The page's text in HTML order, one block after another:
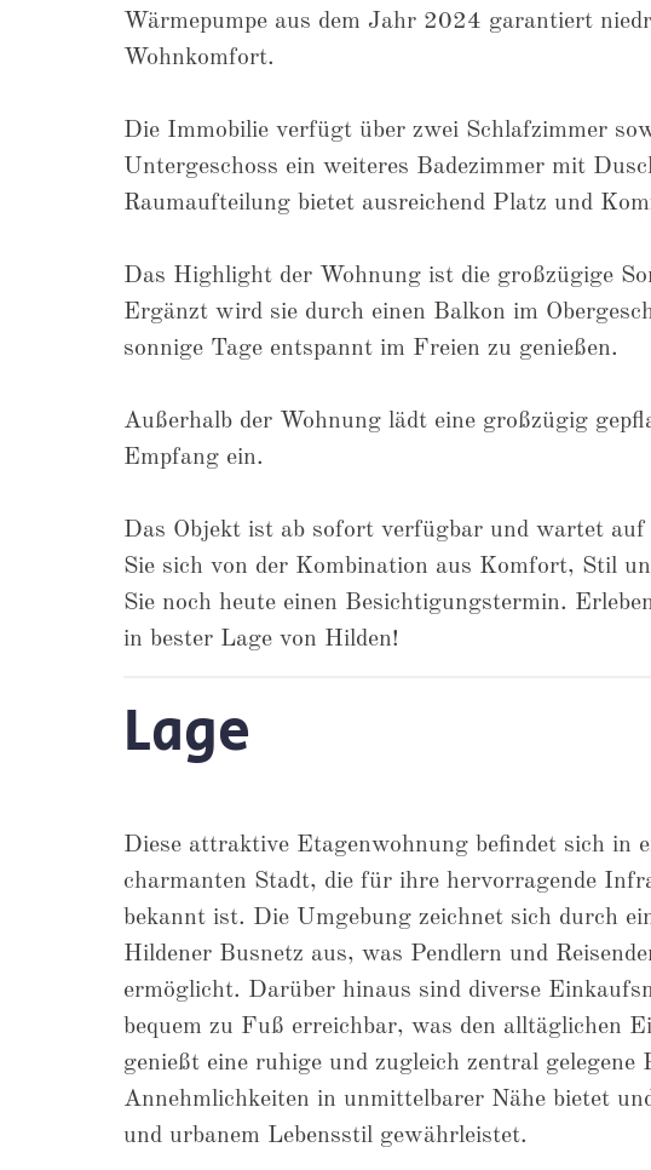
Wärmepumpe aus dem Jahr 2024 garantiert
Wohnkomfort.
Die Immobilie verfügt über zwei Schlafzimmer
Untergeschoss ein weiteres Badezimmer mit
Raumaufteilung bietet ausreichend Platz und
Das Highlight der Wohnung ist die großzügige
Ergänzt wird sie durch einen Balkon im
sonnige Tage entspannt im Freien zu genießen.
Außerhalb der Wohnung lädt eine großzügig
Empfang ein.
Das Objekt ist ab sofort verfügbar und wartet
Sie sich von der Kombination aus Komfort, Stil
Sie noch heute einen Besichtigungstermin.
in bester Lage von Hilden!
Lage
Diese attraktive Etagenwohnung befindet sich in
charmanten Stadt, die für ihre hervorragende
bekannt ist. Die Umgebung zeichnet sich durch
Hildener Busnetz aus, was Pendlern und
ermöglicht. Darüber hinaus sind diverse
bequem zu Fuß erreichbar, was den alltäglichen
genießt eine ruhige und zugleich zentral
Annehmlichkeiten in unmittelbarer Nähe bietet
und urbanem Lebensstil gewährleistet.